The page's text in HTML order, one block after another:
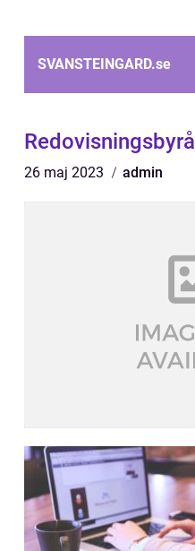
SVANSTEINGARD.se
Redovisningsbyrå
26 maj 2023 admin